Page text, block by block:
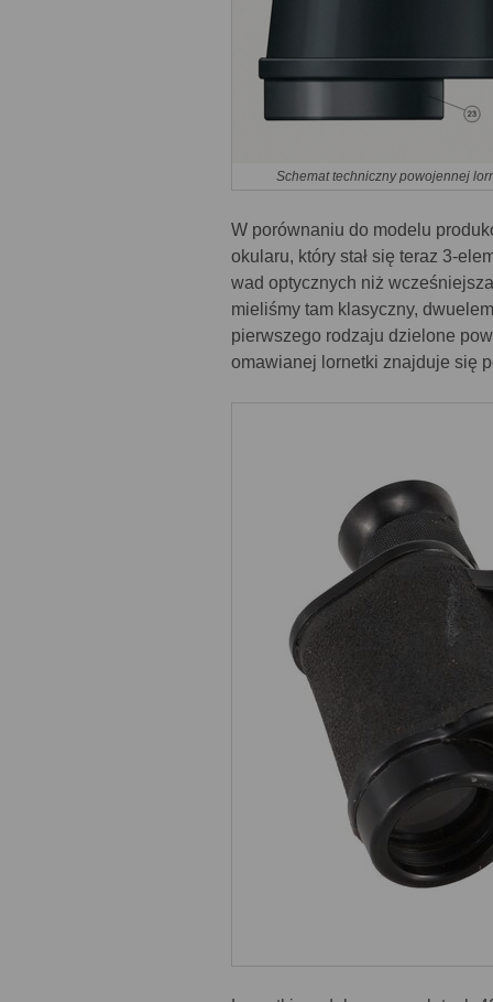
Schemat techniczny powojennej
W porównaniu do modelu
okularu, który stał się teraz 3-
wad optycznych niż
mieliśmy tam klasyczny,
pierwszego rodzaju dzielone
omawianej lornetki znajduje się